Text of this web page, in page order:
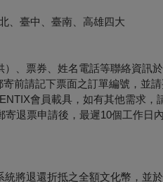
、臺中、臺南、高雄四大
、票券、姓名電話等聯絡資訊
前請記下票面之訂單編號，並請
會員載具，如有其他需求，
退票申請後，最遲10個工作日
將退還折抵之全額文化幣，並